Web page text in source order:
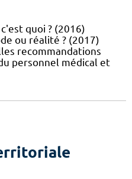
quoi ? (2016)
ou réalité ? (2017)
recommandations
personnel médical et